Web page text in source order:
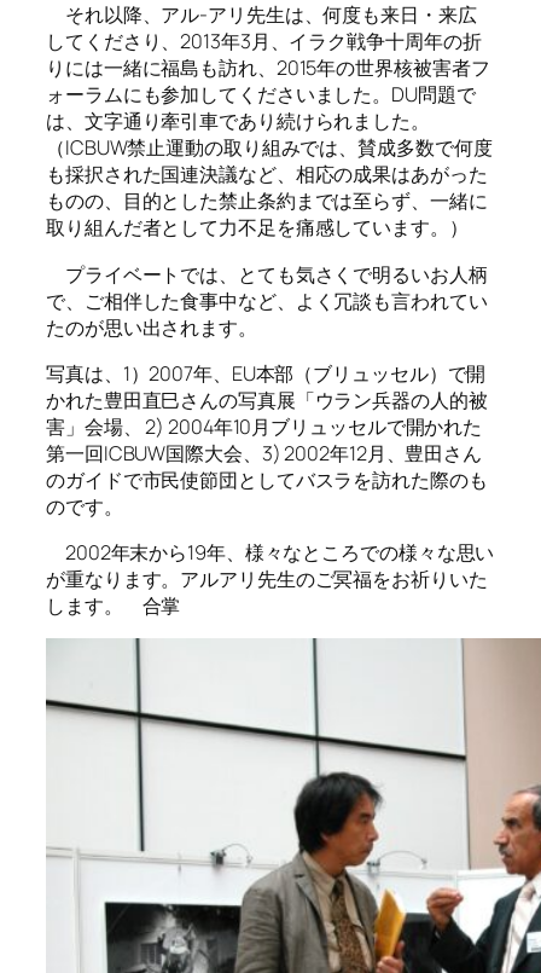
それ以降、アル-アリ先生は、何度も来日・来広
してくださり、2013年3月、イラク戦争十周年の折
りには一緒に福島も訪れ、2015年の世界核被害者フ
ォーラムにも参加してくださいました。DU問題で
は、文字通り牽引車であり続けられました。
（ICBUW禁止運動の取り組みでは、賛成多数で何度
も採択された国連決議など、相応の成果はあがった
ものの、目的とした禁止条約までは至らず、一緒に
取り組んだ者として力不足を痛感しています。）
プライベートでは、とても気さくで明るいお人柄
で、ご相伴した食事中など、よく冗談も言われてい
たのが思い出されます。
写真は、1）2007年、EU本部（ブリュッセル）で開
かれた豊田直巳さんの写真展「ウラン兵器の人的被
害」会場、 2) 2004年10月ブリュッセルで開かれた
第一回ICBUW国際大会、3) 2002年12月、豊田さん
のガイドで市民使節団としてバスラを訪れた際のも
のです。
2002年末から19年、様々なところでの様々な思い
が重なります。アルアリ先生のご冥福をお祈りいた
します。 合掌